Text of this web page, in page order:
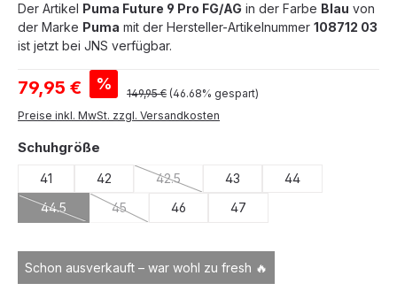
Der Artikel Puma Future 9 Pro FG/AG in der Farbe Blau von
der Marke Puma mit der Hersteller-Artikelnummer 108712 03
ist jetzt bei JNS verfügbar.
Verkaufspreis:
79,95 € % Regulärer Preis:
149,95 € (46.68% gespart)
Preise inkl. MwSt. zzgl. Versandkosten
Schon ausverkauft – war wohl zu fresh 🔥
Schuhgröße
41 42 42.5
(Diese Option ist zurzeit nicht verfügbar.)
43
44
44.5
(Diese Option ist zurzeit nicht verfügbar.)
45
(Diese Option ist zurzeit nicht verfügbar.)
46 47